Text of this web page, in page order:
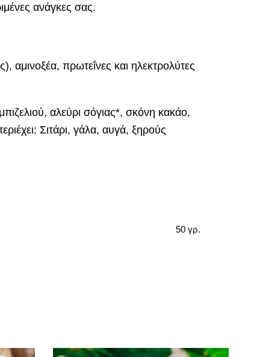
ανάγκες σας.
αμινοξέα, πρωτεΐνες και ηλεκτρολύτες
αλεύρι σόγιας*, σκόνη κακάο,
Σιτάρι, γάλα, αυγά, ξηρούς
50 γρ.